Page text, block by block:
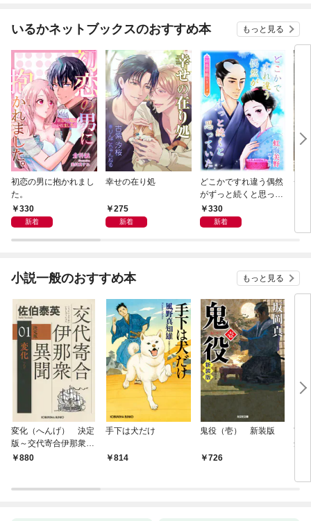
いるかネットブックスのおすすめ本 もっと見る
初恋の男に抱かれまし
た。
330
新着
幸せの在り処
275
新着
どこかですれ違う偶然
がずっと続くと思って
いた330
新着
チ
小説一般のおすすめ本 もっと見る
変化（へんげ） 決定
版～交代寄合伊那衆異
聞（1）～
880
手下は犬だけ
814
鬼役（壱） 新装版
726
南
舟